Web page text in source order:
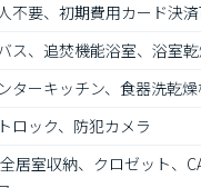
不要、初期費用カード決
ス、追焚機能浴室、浴室
ターキッチン、食器洗乾
ロック、防犯カメラ
居室収納、クロゼット、